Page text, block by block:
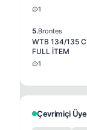
1
5.Brontes
WTB 134/135
FULL İTEM
1
Çevrimiçi